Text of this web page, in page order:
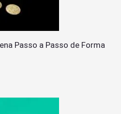
Passo a Passo de Forma